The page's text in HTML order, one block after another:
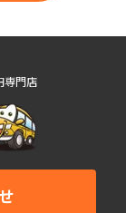
専門店